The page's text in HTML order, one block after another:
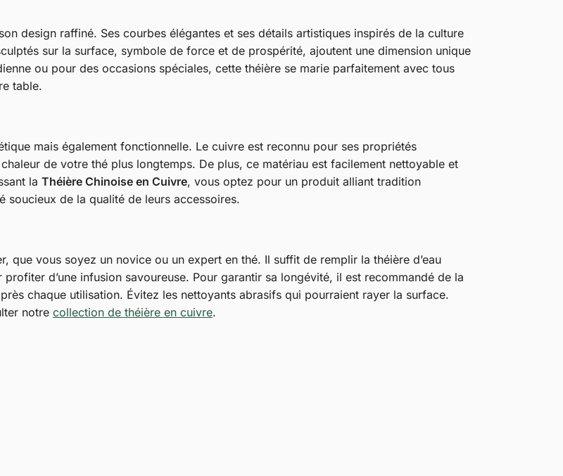
design raffiné. Ses courbes élégantes et ses détails artistiques inspirés de la culture
sur la surface, symbole de force et de prospérité, ajoutent une dimension unique
ou pour des occasions spéciales, cette théière se marie parfaitement avec tous
table.
mais également fonctionnelle. Le cuivre est reconnu pour ses propriétés
de votre thé plus longtemps. De plus, ce matériau est facilement nettoyable et
la Théière Chinoise en Cuivre, vous optez pour un produit alliant tradition
soucieux de la qualité de leurs accessoires.
que vous soyez un novice ou un expert en thé. Il suffit de remplir la théière d’eau
d’une infusion savoureuse. Pour garantir sa longévité, il est recommandé de la
chaque utilisation. Évitez les nettoyants abrasifs qui pourraient rayer la surface.
notre collection de théière en cuivre.